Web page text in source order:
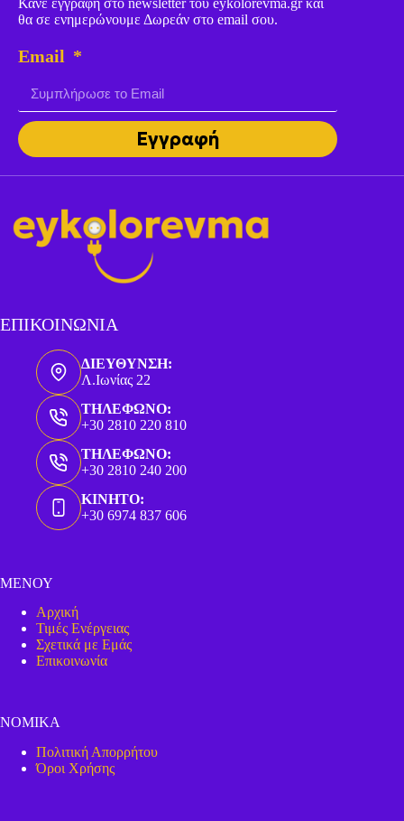
Κάνε εγγραφή στο newsletter του eykolorevma.gr και
θα σε ενημερώνουμε Δωρεάν στο email σου.
Email
Εγγραφή
ΕΠΙΚΟΙΝΩΝΙΑ
ΔΙΕΥΘΥΝΣΗ:
Λ.Ιωνίας 22
ΤΗΛΕΦΩΝΟ:
+30 2810 220 810
ΤΗΛΕΦΩΝΟ:
+30 2810 240 200
ΚΙΝΗΤΟ:
+30 6974 837 606
ΜΕΝΟΥ
Αρχική
Τιμές Ενέργειας
Σχετικά με Εμάς
Επικοινωνία
ΝΟΜΙΚΑ
Πολιτική Απορρήτου
Όροι Χρήσης